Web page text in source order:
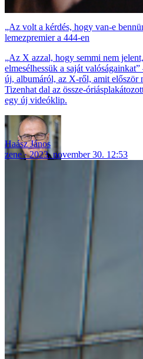
„Az volt a kérdés, hogy van-e
lemezpremier a 444-en
„Az X azzal, hogy semmi nem
elmesélhessük a saját
új, albumáról, az X-ről, amit először
Tizenhat dal az össze-
egy új videóklip.
Haász János
zene
2023. november 30. 12:53